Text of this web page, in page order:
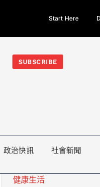
今日熱門新聞TOP3｜西拉雅族
Start Here
SUBSCRIBE
政治快訊 社會新聞
健康生活